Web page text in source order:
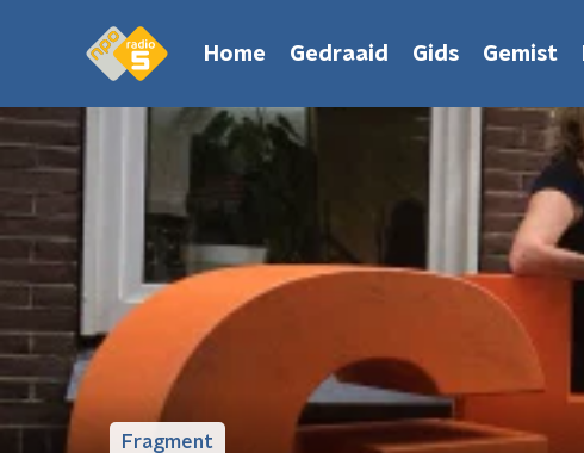
Home Gedraaid Gids Gemist
Fragment